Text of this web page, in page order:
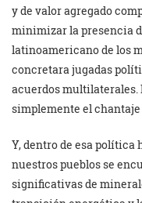
y de valor agregado
minimizar la presencia
latinoamericano de los
concretara jugadas
acuerdos
simplemente el
Y, dentro de esa
nuestros pueblos se
significativas de